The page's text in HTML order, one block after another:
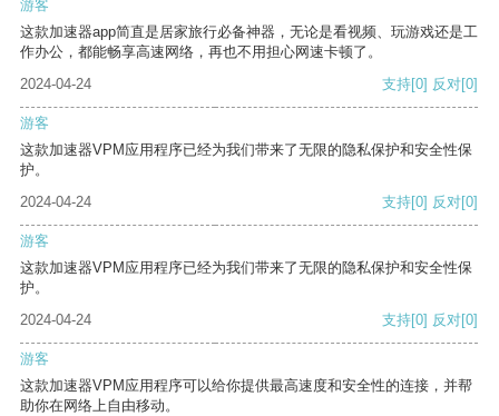
游客
这款加速器app简直是居家旅行必备神器，无论是看视频、玩游戏还是工
作办公，都能畅享高速网络，再也不用担心网速卡顿了。
2024-04-24
支持[0] 反对[0]
游客
这款加速器VPM应用程序已经为我们带来了无限的隐私保护和安全性保
护。
2024-04-24
支持[0] 反对[0]
游客
这款加速器VPM应用程序已经为我们带来了无限的隐私保护和安全性保
护。
2024-04-24
支持[0] 反对[0]
游客
这款加速器VPM应用程序可以给你提供最高速度和安全性的连接，并帮
助你在网络上自由移动。